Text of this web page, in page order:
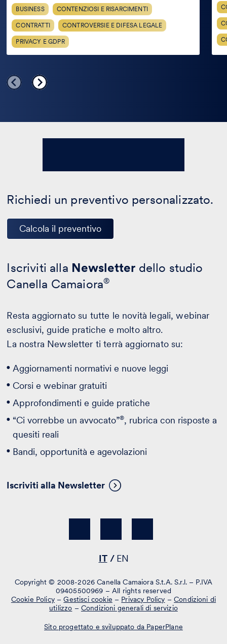
BUSINESS
CONTENZIOSI E RISARCIMENTI
CONTRATTI CONTROVERSIE E DIFESA LEGALE
PRIVACY E GDPR
Richiedi un preventivo personalizzato.
Calcola il preventivo
Iscriviti alla Newsletter dello studio
Canella Camaiora®
Resta aggiornato su tutte le novità legali, webinar
esclusivi, guide pratiche e molto altro.
La nostra Newsletter ti terrà aggiornato su:
Aggiornamenti normativi e nuove leggi
Corsi e webinar gratuiti
Approfondimenti e guide pratiche
“Ci vorrebbe un avvocato”®, rubrica con risposte a
quesiti reali
Bandi, opportunità e agevolazioni
Iscriviti alla Newsletter
IT EN
Copyright © 2008-2026 Canella Camaiora S.t.A. S.r.l. – P.IVA
09405500969 – All rights reserved
Cookie Policy–Gestisci cookie – Privacy Policy –Condizioni di
utilizzo – Condizioni generali di servizio
Sito progettato e sviluppato da PaperPlane